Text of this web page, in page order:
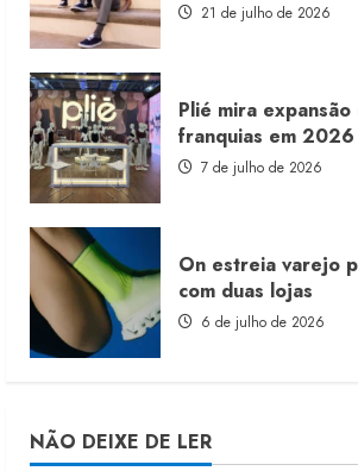
21 de julho de 2026
Plié mira
franquias em 2026
7 de julho de 2026
On estreia varejo
com duas lojas
6 de julho de 2026
NÃO DEIXE DE LER